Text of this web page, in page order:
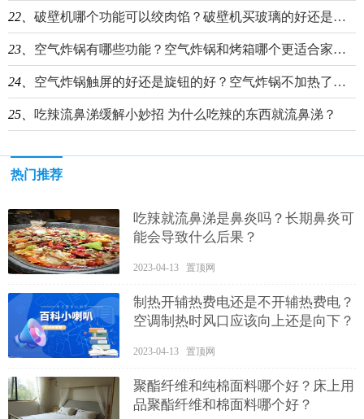
22、 破壁机哪个功能可以绞肉馅？破壁机买玻璃的好还是不锈钢的好？
23、 空气炸锅有哪些功能？空气炸锅和烤箱哪个更适合家用？
24、 空气炸锅触屏的好还是旋钮的好？空气炸锅不加热了可能是什么原因？
25、 吃辣流鼻涕缓解小妙招 为什么吃辣的东西就流鼻涕？
热门推荐
吃辣就流鼻涕是鼻炎吗？长期鼻炎可
能会导致什么后果？
2023-04-13 置顶网
制热开辅热费电还是不开辅热费电？
空调制热时风口应该向上还是向下？
2023-04-13 置顶网
聚酯纤维和纯棉面料哪个好？床上用
品聚酯纤维和棉面料哪个好？